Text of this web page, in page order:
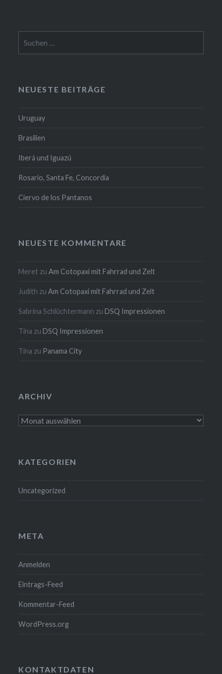
nach:
NEUESTE BEITRÄGE
Uruguay
Brasilien
Iberá und Iguazú
Rosario, Santa Fe, Concordia
Ciervo de los Pantanos
NEUESTE KOMMENTARE
Meret zuAm Cotopaxi mit Fahrrad und Zelt
Judith zuAm Cotopaxi mit Fahrrad und Zelt
Sabrina Schlüchtermann zuDSQ Impressionen
Tina zuDSQ Impressionen
Tina zu Panama City
ARCHIV
Archiv
KATEGORIEN
Uncategorized
META
Anmelden
Eintrags-Feed
Kommentar-Feed
WordPress.org
KONTAKTDATEN